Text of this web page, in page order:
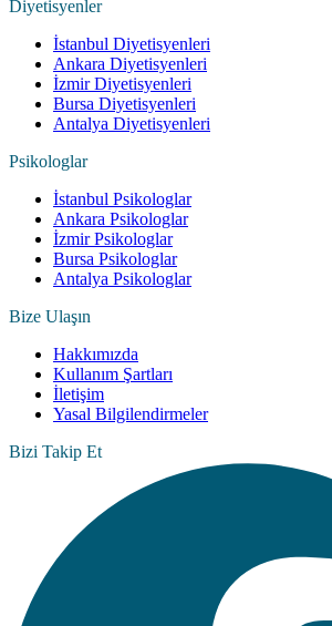
Diyetisyenler
İstanbul Diyetisyenleri
Ankara Diyetisyenleri
İzmir Diyetisyenleri
Bursa Diyetisyenleri
Antalya Diyetisyenleri
Psikologlar
İstanbul Psikologlar
Ankara Psikologlar
İzmir Psikologlar
Bursa Psikologlar
Antalya Psikologlar
Bize Ulaşın
Hakkımızda
Kullanım Şartları
İletişim
Yasal Bilgilendirmeler
Bizi Takip Et